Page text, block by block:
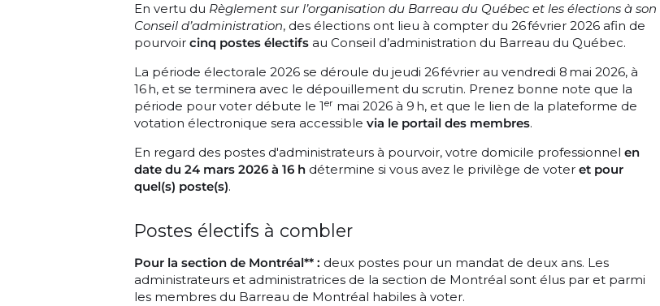
En vertu du Règlement sur l’organisation du Barreau du Québec et les élections à son
Conseil d’administration, des élections ont lieu à compter du 26 février 2026 afin de
pourvoir cinq postes électifs au Conseil d’administration du Barreau du Québec.
La période électorale 2026 se déroule du jeudi 26 février au vendredi 8 mai 2026, à
16 h, et se terminera avec le dépouillement du scrutin. Prenez bonne note que la
période pour voter débute le 1er mai 2026 à 9 h, et que le lien de la plateforme de
votation électronique sera accessible via le portail des membres.
En regard des postes d'administrateurs à pourvoir, votre domicile professionnel en
date du 24 mars 2026 à 16 h détermine si vous avez le privilège de voter et pour
quel(s) poste(s).
Postes électifs à combler
Pour la section de Montréal** : deux postes pour un mandat de deux ans. Les
administrateurs et administratrices de la section de Montréal sont élus par et parmi
les membres du Barreau de Montréal habiles à voter.